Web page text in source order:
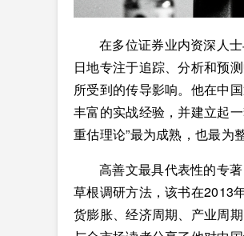
在多位证券业内资深人
日地专注于追踪、分析和预
所受到的传导影响。他在中
丰富的实战经验，并建立起
重估理论”最为成熟，也最为
高善文最具代表性的专
草根调研方法，该书在2013
货膨胀、经济周期、产业周